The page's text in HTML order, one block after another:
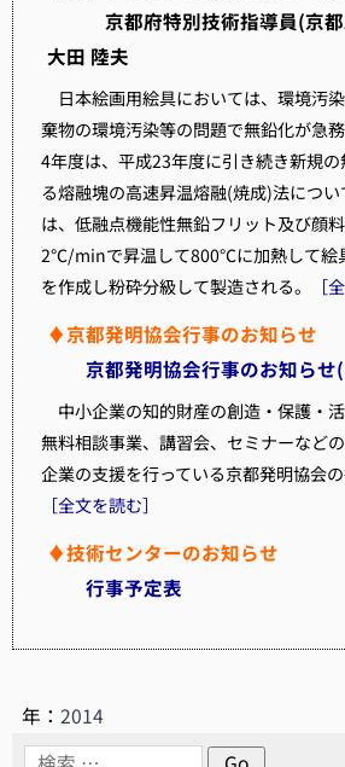
京都府特別技術指導員(京都
大田 陸夫
日本絵画用絵具においては、環境汚
棄物の環境汚染等の問題で無鉛化が急
4年度は、平成23年度に引き続き新規
る熔融塊の高速昇温熔融(焼成)法につ
は、低融点機能性無鉛フリット及び顔
2℃/minで昇温して800℃に加熱して絵
を作成し粉砕分級して製造される。
［
♦京都発明協会行事のお知らせ
京都発明協会行事のお知らせ
中小企業の知的財産の創造・保護・活
無料相談事業、講習会、セミナーなど
企業の支援を行っている京都発明協会の
［全文を読む］
♦技術センターのお知らせ
行事予定表
年： 2014